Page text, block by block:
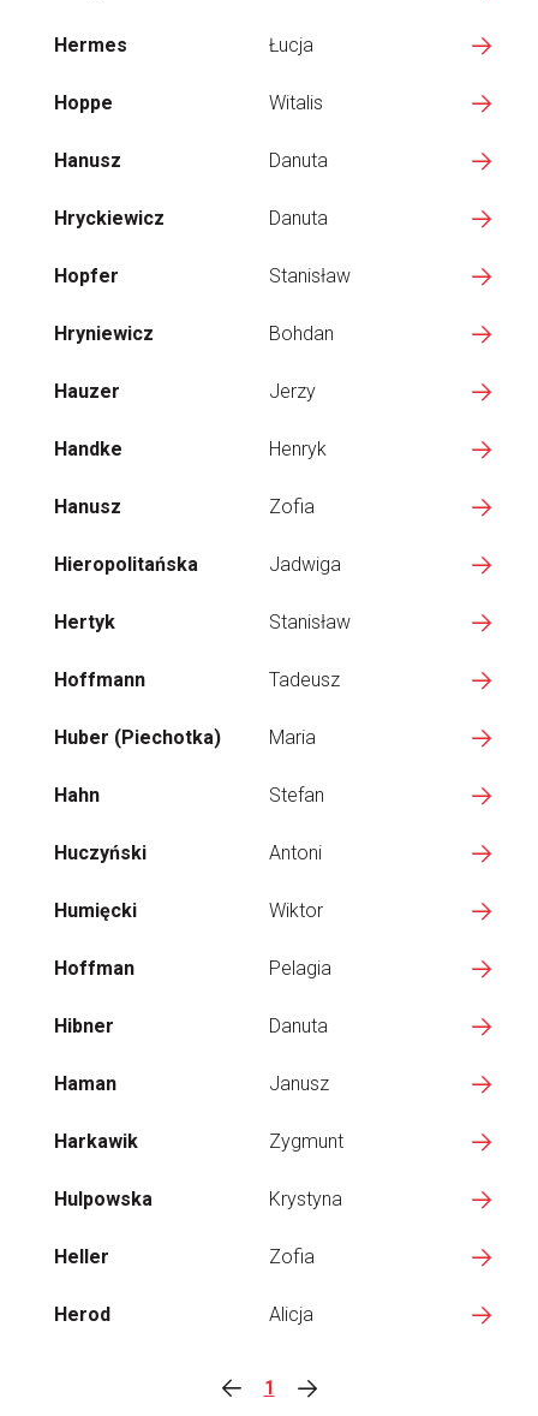
Hermes Łucja
Hoppe Witalis
Hanusz Danuta
Hryckiewicz Danuta
Hopfer Stanisław
Hryniewicz Bohdan
Hauzer Jerzy
Handke Henryk
Hanusz Zofia
Hieropolitańska Jadwiga
Hertyk Stanisław
Hoffmann Tadeusz
Huber (Piechotka) Maria
Hahn Stefan
Huczyński Antoni
Humięcki Wiktor
Hoffman Pelagia
Hibner Danuta
Haman Janusz
Harkawik Zygmunt
Hulpowska Krystyna
Heller Zofia
Herod Alicja
1